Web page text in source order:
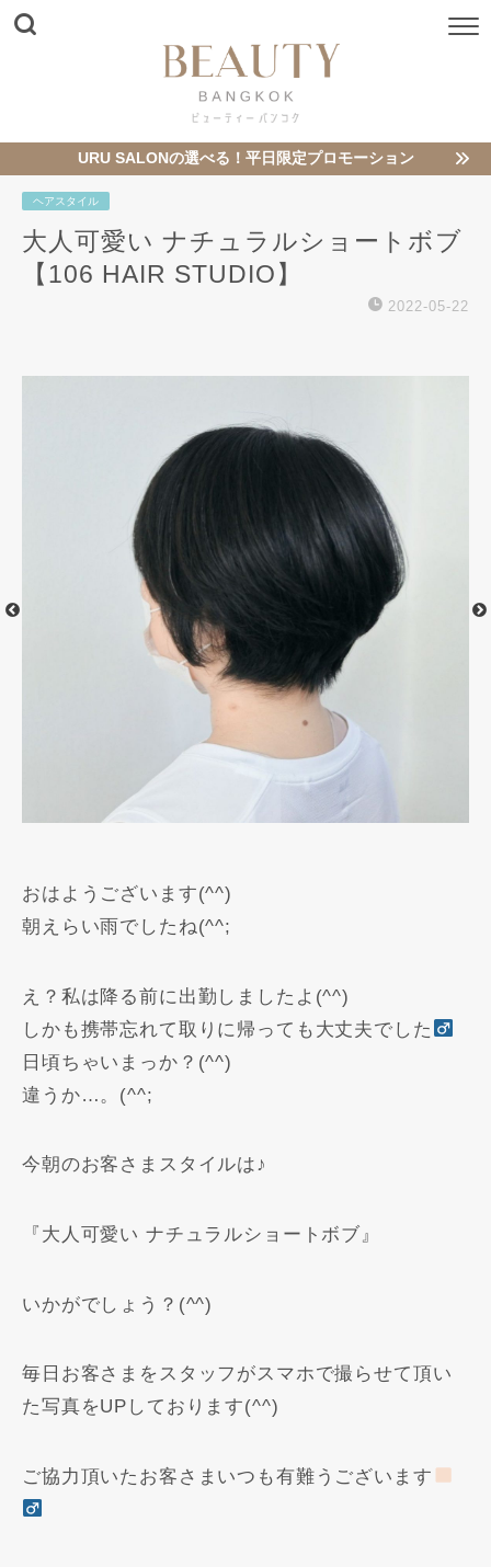
URU SALONの選べる！平日限定プロモーション
ヘアスタイル
大人可愛い ナチュラルショートボブ
【106 HAIR STUDIO】
2022-05-22
おはようございます(^^)
朝えらい雨でしたね(^^;
え？私は降る前に出勤しましたよ(^^)
しかも携帯忘れて取りに帰っても大丈夫でした‍
日頃ちゃいまっか？(^^)
違うか…。(^^;
今朝のお客さまスタイルは♪
『大人可愛い ナチュラルショートボブ』
いかがでしょう？(^^)
毎日お客さまをスタッフがスマホで撮らせて頂い
た写真をUPしております(^^)
ご協力頂いたお客さまいつも有難うございます